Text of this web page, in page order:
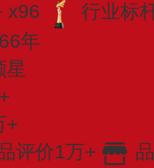
x96
行业标
年
星
+
评价1万+